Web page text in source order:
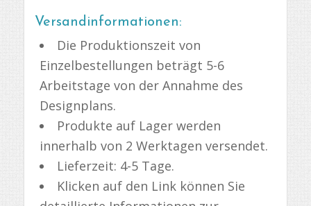
Versandinformationen:
Die Produktionszeit von
Einzelbestellungen beträgt 5-6
Arbeitstage von der Annahme des
Designplans.
Produkte auf Lager werden
innerhalb von 2 Werktagen versendet.
Lieferzeit: 4-5 Tage.
Klicken auf den Link können Sie